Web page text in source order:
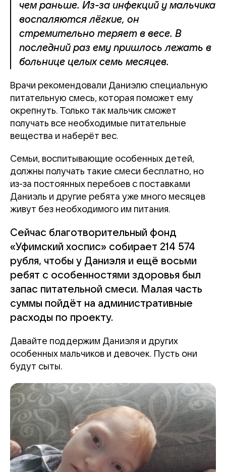
чем раньше. Из-за инфекций у мальчика
воспаляются лёгкие, он
стремительно теряет в весе. В
последний раз ему пришлось лежать в
больнице целых семь месяцев.
Врачи рекомендовали Даниэлю специальную
питательную смесь, которая поможет ему
окрепнуть. Только так мальчик сможет
получать все необходимые питательные
вещества и наберёт вес.
Семьи, воспитывающие особенных детей,
должны получать такие смеси бесплатно, но
из-за постоянных перебоев с поставками
Даниэль и другие ребята уже много месяцев
живут без необходимого им питания.
Сейчас благотворительный фонд
«Уфимский хоспис» собирает 214 574
рубля, чтобы у Даниэля и ещё восьми
ребят с особенностями здоровья был
запас питательной смеси. Малая часть
суммы пойдёт на административные
расходы по проекту.
Давайте поддержим Даниэля и других
особенных мальчиков и девочек. Пусть они
будут сыты.